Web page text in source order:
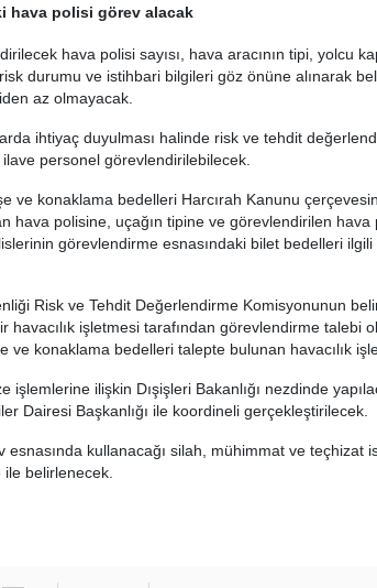
hava polisi görev alacak
hava polisi sayısı, hava aracının tipi, yolcu
durumu ve istihbari bilgileri göz önüne alınarak
az olmayacak.
ihtiyaç duyulması halinde risk ve tehdit
personel görevlendirilebilecek.
ve konaklama bedelleri Harcırah Kanunu
hava polisine, uçağın tipine ve görevlendirilen hava
görevlendirme esnasındaki bilet bedelleri ilgili
Risk ve Tehdit Değerlendirme Komisyonunun
havacılık işletmesi tarafından görevlendirme talebi
ve konaklama bedelleri talepte bulunan havacılık
işlemlerine ilişkin Dışişleri Bakanlığı nezdinde
Dairesi Başkanlığı ile koordineli gerçekleştirilecek.
esnasında kullanacağı silah, mühimmat ve teçhizat
ile belirlenecek.